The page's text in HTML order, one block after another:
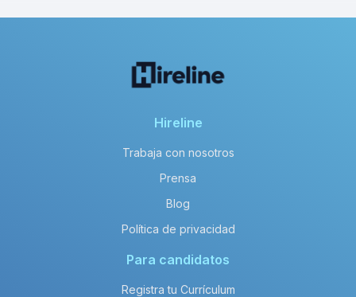
Hireline
Trabaja con nosotros
Prensa
Blog
Política de privacidad
Para candidatos
Registra tu Currículum